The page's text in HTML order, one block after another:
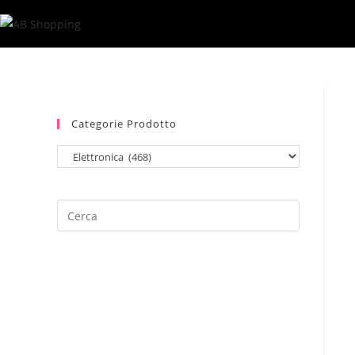
al
contenuto
Categorie Prodotto